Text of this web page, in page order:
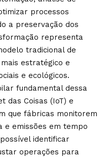
processos
a preservação dos
representa
tradicional de
estratégico e
e ecológicos.
fundamental dessa
das Coisas (IoT) e
que fábricas monitorem
e emissões em tempo
identificar
operações para